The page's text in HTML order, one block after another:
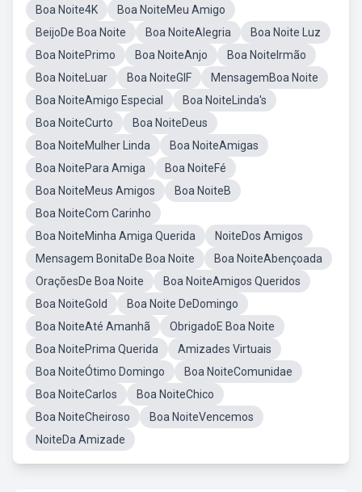
Boa Noite4K
Boa NoiteMeu Amigo
BeijoDe Boa Noite
Boa NoiteAlegria
Boa Noite Luz
Boa NoitePrimo
Boa NoiteAnjo
Boa NoiteIrmão
Boa NoiteLuar
Boa NoiteGIF
MensagemBoa Noite
Boa NoiteAmigo Especial
Boa NoiteLinda's
Boa NoiteCurto
Boa NoiteDeus
Boa NoiteMulher Linda
Boa NoiteAmigas
Boa NoitePara Amiga
Boa NoiteFé
Boa NoiteMeus Amigos
Boa NoiteB
Boa NoiteCom Carinho
Boa NoiteMinha Amiga Querida
NoiteDos Amigos
Mensagem BonitaDe Boa Noite
Boa NoiteAbençoada
OraçõesDe Boa Noite
Boa NoiteAmigos Queridos
Boa NoiteGold
Boa Noite DeDomingo
Boa NoiteAté Amanhã
ObrigadoE Boa Noite
Boa NoitePrima Querida
Amizades Virtuais
Boa NoiteÓtimo Domingo
Boa NoiteComunidae
Boa NoiteCarlos
Boa NoiteChico
Boa NoiteCheiroso
Boa NoiteVencemos
NoiteDa Amizade